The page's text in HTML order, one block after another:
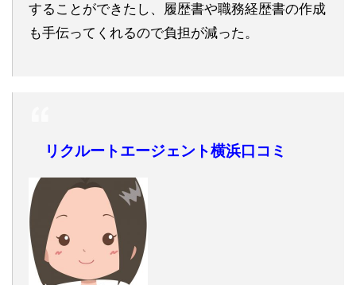
することができたし、履歴書や職務経歴書の作成
も手伝ってくれるので負担が減った。
リクルートエージェント横浜口コミ